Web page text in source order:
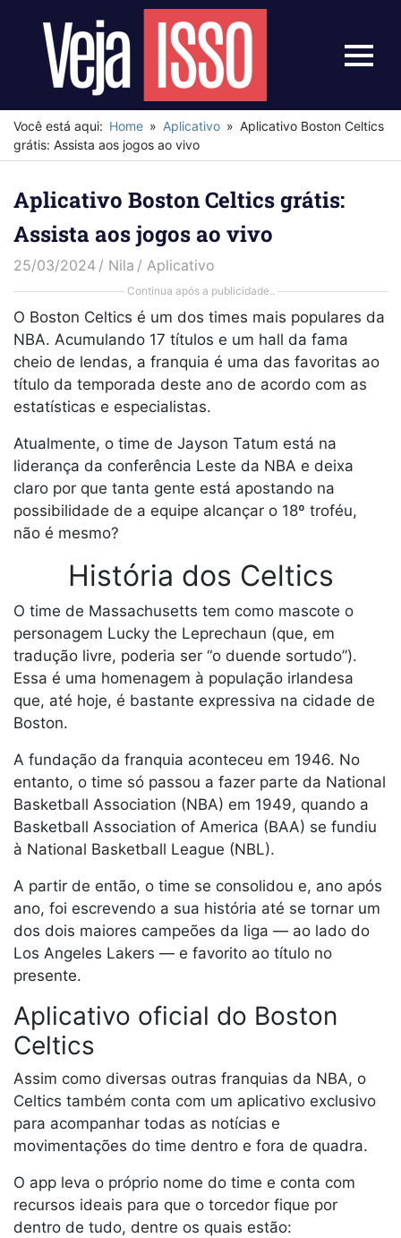
content
Veja
Isso
Menu
Você está aqui: Home Aplicativo
Aplicativo Boston Celtics
grátis: Assista aos jogos ao vivo
Aplicativo Boston Celtics grátis:
Assista aos jogos ao vivo
25/03/2024 Nila Aplicativo
Continua após a publicidade..
O Boston Celtics é um dos times mais populares da
NBA. Acumulando 17 títulos e um hall da fama
cheio de lendas, a franquia é uma das favoritas ao
título da temporada deste ano de acordo com as
estatísticas e especialistas.
Atualmente, o time de Jayson Tatum está na
liderança da conferência Leste da NBA e deixa
claro por que tanta gente está apostando na
possibilidade de a equipe alcançar o 18º troféu,
não é mesmo?
História dos Celtics
O time de Massachusetts tem como mascote o
personagem Lucky the Leprechaun (que, em
tradução livre, poderia ser “o duende sortudo”).
Essa é uma homenagem à população irlandesa
que, até hoje, é bastante expressiva na cidade de
Boston.
A fundação da franquia aconteceu em 1946. No
entanto, o time só passou a fazer parte da National
Basketball Association (NBA) em 1949, quando a
Basketball Association of America (BAA) se fundiu
à National Basketball League (NBL).
A partir de então, o time se consolidou e, ano após
ano, foi escrevendo a sua história até se tornar um
dos dois maiores campeões da liga — ao lado do
Los Angeles Lakers — e favorito ao título no
presente.
Aplicativo oficial do Boston
Celtics
Assim como diversas outras franquias da NBA, o
Celtics também conta com um aplicativo exclusivo
para acompanhar todas as notícias e
movimentações do time dentro e fora de quadra.
O app leva o próprio nome do time e conta com
recursos ideais para que o torcedor fique por
dentro de tudo, dentre os quais estão: